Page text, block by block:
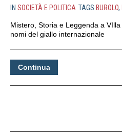
IN SOCIETÀ E POLITICA TAGS BUROLO,
Mistero, Storia e Leggenda a
nomi del giallo internazionale
Continua